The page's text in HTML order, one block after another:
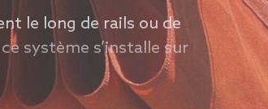
le long de rails ou de
système s’installe sur
tendue pergola.